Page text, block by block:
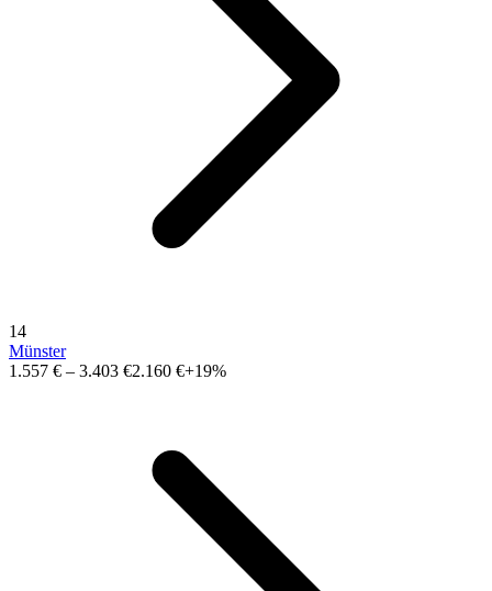
14
Münster
1.557 € – 3.403 €2.160 €+19%